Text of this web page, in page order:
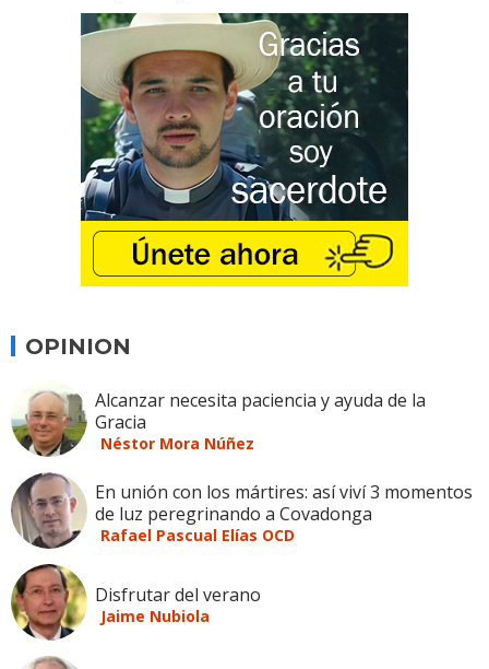
OPINION
Alcanzar necesita paciencia y ayuda de la
Gracia
Néstor Mora Núñez
En unión con los mártires: así viví 3 momentos
de luz peregrinando a Covadonga
Rafael Pascual Elías OCD
Disfrutar del verano
Jaime Nubiola